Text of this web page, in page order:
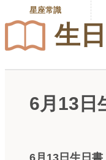
星座常識
生
6月13日
6月13日生日書